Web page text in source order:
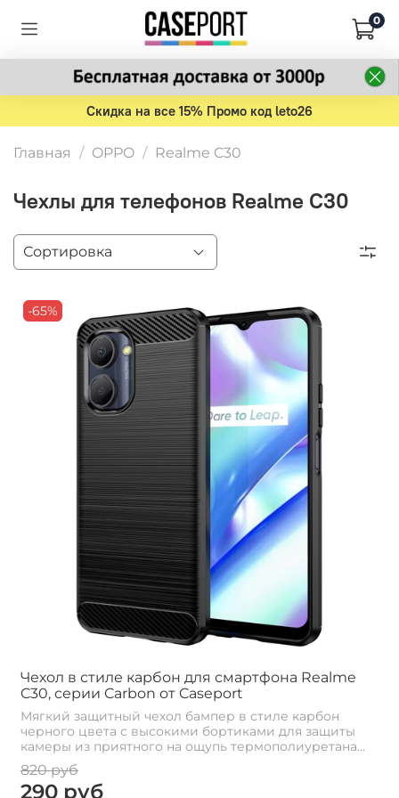
0
Скидка на все 15% Промо код leto26
Главная OPPO Realme C30
Чехлы для телефонов Realme C30
-65%
Чехол в стиле карбон для смартфона Realme
C30, серии Carbon от Caseport
Мягкий защитный чехол бампер в стиле карбон
черного цвета с высокими бортиками для защиты
камеры из приятного на ощупь термополиуретана...
820 руб
290 руб